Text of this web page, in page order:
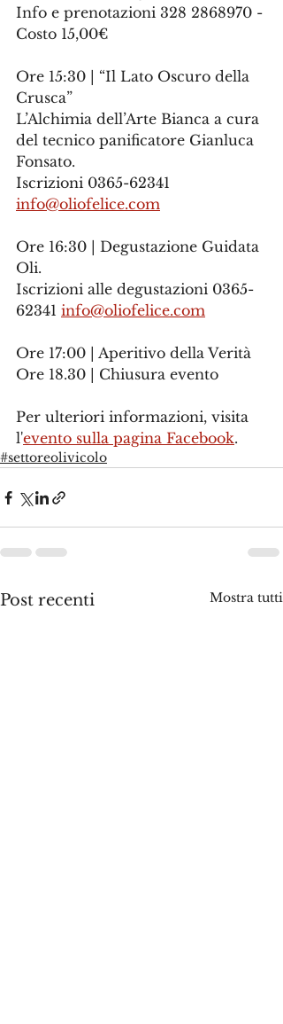
Info e prenotazioni 328 2868970 -
Costo 15,00€
Ore 15:30 | “Il Lato Oscuro della
Crusca”
L’Alchimia dell’Arte Bianca a cura
del tecnico panificatore Gianluca
Fonsato.
Iscrizioni 0365-62341
info@oliofelice.com
Ore 16:30 | Degustazione Guidata
Oli.
Iscrizioni alle degustazioni 0365-
62341 info@oliofelice.com
Ore 17:00 | Aperitivo della Verità
Ore 18.30 | Chiusura evento
Per ulteriori informazioni, visita
l'evento sulla pagina Facebook.
#settoreolivicolo
Post recenti Mostra tutti